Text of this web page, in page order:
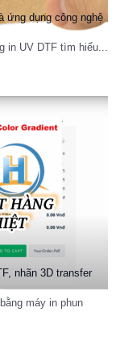
ứng dụng công nghệ
in UV DTF tìm hiểu...
nhãn 3D transfer
máy in phun